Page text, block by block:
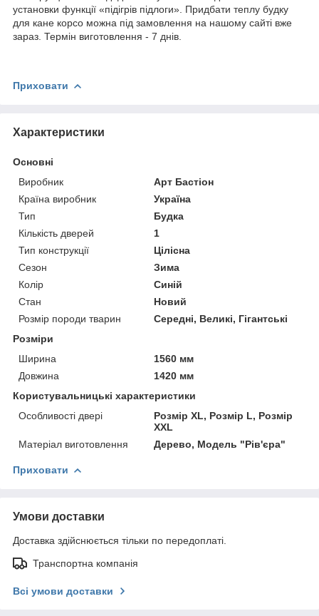
установки функції «підігрів підлоги». Придбати теплу будку
для кане корсо можна під замовлення на нашому сайті вже
зараз. Термін виготовлення - 7 днів.
Приховати
Характеристики
Основні
Виробник
Арт Бастіон
Країна виробник
Україна
Тип
Будка
Кількість дверей
1
Тип конструкції
Цілісна
Сезон
Зима
Колір
Синій
Стан
Новий
Розмір породи тварин
Середні, Великі, Гігантські
Розміри
Ширина
1560 мм
Довжина
1420 мм
Користувальницькі характеристики
Особливості двері
Розмір XL, Розмір L, Розмір
XXL
Матеріал виготовлення
Дерево, Модель "Рів'єра"
Приховати
Умови доставки
Доставка здійснюється тільки по передоплаті.
Транспортна компанія
Всі умови доставки